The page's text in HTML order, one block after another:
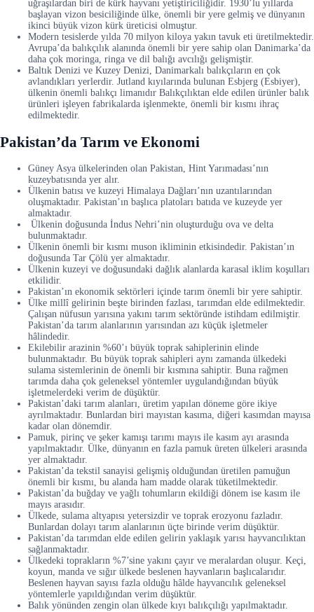
uğraşılardan biri de kürk hayvanı yetiştiriciliğidir. 1930’lu yıllarda
başlayan vizon besiciliğinde ülke, önemli bir yere gelmiş ve dünyanın
ikinci büyük vizon kürk üreticisi olmuştur.
Modern tesislerde yılda 70 milyon kiloya yakın tavuk eti üretilmektedir.
Avrupa’da balıkçılık alanında önemli bir yere sahip olan Danimarka’da
daha çok moringa, ringa ve dil balığı avcılığı gelişmiştir.
Baltık Denizi ve Kuzey Denizi, Danimarkalı balıkçıların en çok
avlandıkları yerlerdir. Jutland kıyılarında bulunan Esbjerg (Esbiyer),
ülkenin önemli balıkçı limanıdır Balıkçılıktan elde edilen ürünler balık
ürünleri işleyen fabrikalarda işlenmekte, önemli bir kısmı ihraç
edilmektedir.
Pakistan’da Tarım ve Ekonomi
Güney Asya ülkelerinden olan Pakistan, Hint Yarımadası’nın
kuzeybatısında yer alır.
Ülkenin batısı ve kuzeyi Himalaya Dağları’nın uzantılarından
oluşmaktadır. Pakistan’ın başlıca platoları batıda ve kuzeyde yer
almaktadır.
Ülkenin doğusunda İndus Nehri’nin oluşturduğu ova ve delta
bulunmaktadır.
Ülkenin önemli bir kısmı muson ikliminin etkisindedir. Pakistan’ın
doğusunda Tar Çölü yer almaktadır.
Ülkenin kuzeyi ve doğusundaki dağlık alanlarda karasal iklim koşulları
etkilidir.
Pakistan’ın ekonomik sektörleri içinde tarım önemli bir yere sahiptir.
Ülke millî gelirinin beşte birinden fazlası, tarımdan elde edilmektedir.
Çalışan nüfusun yarısına yakını tarım sektöründe istihdam edilmiştir.
Pakistan’da tarım alanlarının yarısından azı küçük işletmeler
hâlindedir.
Ekilebilir arazinin %60’ı büyük toprak sahiplerinin elinde
bulunmaktadır. Bu büyük toprak sahipleri aynı zamanda ülkedeki
sulama sistemlerinin de önemli bir kısmına sahiptir. Buna rağmen
tarımda daha çok geleneksel yöntemler uygulandığından büyük
işletmelerdeki verim de düşüktür.
Pakistan’daki tarım alanları, üretim yapılan döneme göre ikiye
ayrılmaktadır. Bunlardan biri mayıstan kasıma, diğeri kasımdan mayısa
kadar olan dönemdir.
Pamuk, pirinç ve şeker kamışı tarımı mayıs ile kasım ayı arasında
yapılmaktadır. Ülke, dünyanın en fazla pamuk üreten ülkeleri arasında
yer almaktadır.
Pakistan’da tekstil sanayisi gelişmiş olduğundan üretilen pamuğun
önemli bir kısmı, bu alanda ham madde olarak tüketilmektedir.
Pakistan’da buğday ve yağlı tohumların ekildiği dönem ise kasım ile
mayıs arasıdır.
Ülkede, sulama altyapısı yetersizdir ve toprak erozyonu fazladır.
Bunlardan dolayı tarım alanlarının üçte birinde verim düşüktür.
Pakistan’da tarımdan elde edilen gelirin yaklaşık yarısı hayvancılıktan
sağlanmaktadır.
Ülkedeki toprakların %7’sine yakını çayır ve meralardan oluşur. Keçi,
koyun, manda ve sığır ülkede beslenen hayvanların başlıcalarıdır.
Beslenen hayvan sayısı fazla olduğu hâlde hayvancılık geleneksel
yöntemlerle yapıldığından verim düşüktür.
Balık yönünden zengin olan ülkede kıyı balıkçılığı yapılmaktadır.